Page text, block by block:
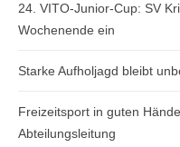
24. VITO-Junior-Cup: SV
Wochenende ein
Starke Aufholjagd bleibt
Freizeitsport in guten
Abteilungsleitung